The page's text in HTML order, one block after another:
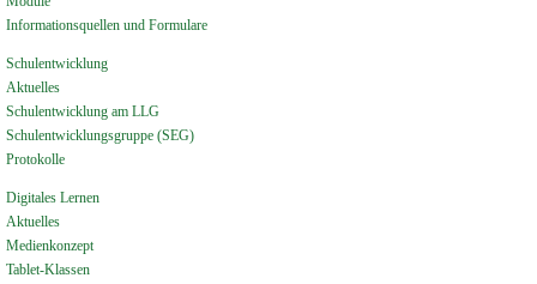
Informationsquellen und Formulare
Schulentwicklung
Aktuelles
Schulentwicklung am LLG
Schulentwicklungsgruppe (SEG)
Protokolle
Digitales Lernen
Aktuelles
Medienkonzept
Tablet-Klassen